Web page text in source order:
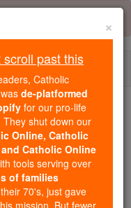
past this
Catholic Online
by Shopify
life beliefs. They
ourCatholic
×
past this
Catholic
de-platformed
for our pro-life
They shut down our
Online, Catholic
Catholic Online
tools serving over
of families
70's, just gave
mission. But fewer